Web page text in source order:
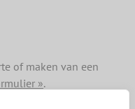
of maken van een
».